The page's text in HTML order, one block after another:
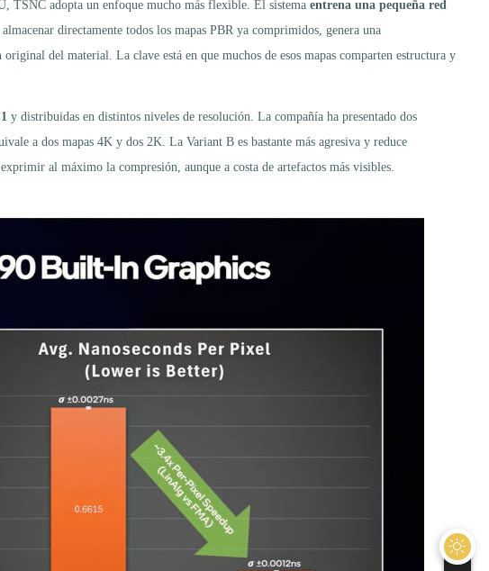
TSNC adopta un enfoque mucho más flexible. El sistema entrena una pequeña red
almacenar directamente todos los mapas PBR ya comprimidos, genera una
del material. La clave está en que muchos de esos mapas comparten estructura y
y distribuidas en distintos niveles de resolución. La compañía ha presentado dos
a dos mapas 4K y dos 2K. La Variant B es bastante más agresiva y reduce
al máximo la compresión, aunque a costa de artefactos más visibles.